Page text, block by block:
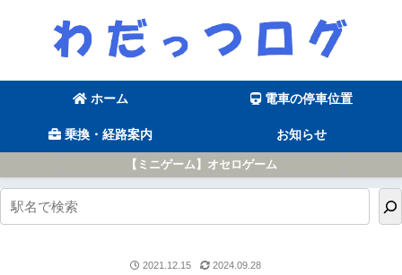
ホーム 電車の停車位置
乗換・経路案内 お知らせ
【ミニゲーム】オセロゲーム
2021.12.15 2024.09.28